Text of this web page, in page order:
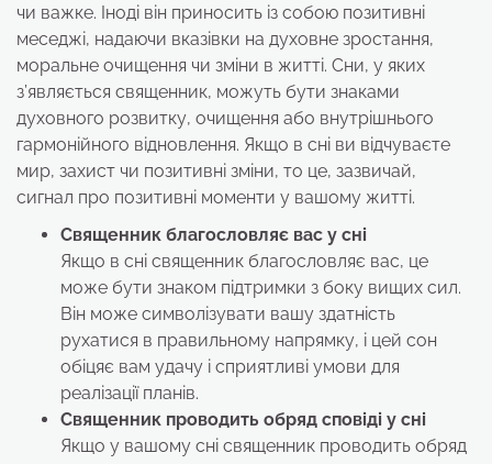
чи важке. Іноді він приносить із собою позитивні
меседжі, надаючи вказівки на духовне зростання,
моральне очищення чи зміни в житті. Сни, у яких
з’являється священник, можуть бути знаками
духовного розвитку, очищення або внутрішнього
гармонійного відновлення. Якщо в сні ви відчуваєте
мир, захист чи позитивні зміни, то це, зазвичай,
сигнал про позитивні моменти у вашому житті.
Священник благословляє вас у сні
Якщо в сні священник благословляє вас, це
може бути знаком підтримки з боку вищих сил.
Він може символізувати вашу здатність
рухатися в правильному напрямку, і цей сон
обіцяє вам удачу і сприятливі умови для
реалізації планів.
Священник проводить обряд сповіді у сні
Якщо у вашому сні священник проводить обряд